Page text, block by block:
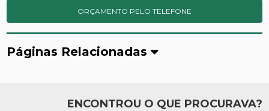
ORÇAMENTO PELO TELEFONE
Páginas Relacionadas
ENCONTROU O QUE PROCURAVA?